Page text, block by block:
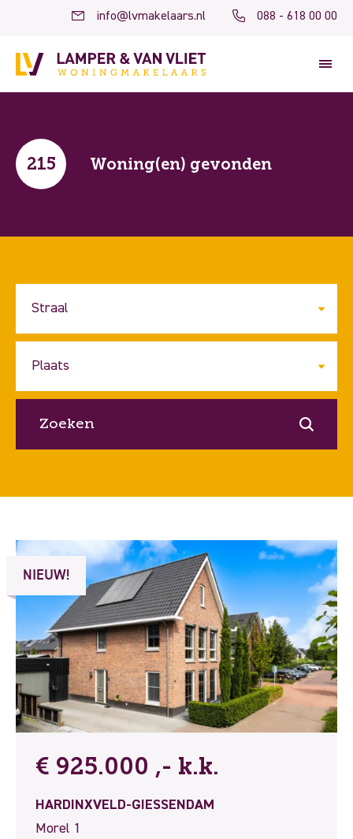
info@lvmakelaars.nl 088 - 618 00 00
215 Woning(en) gevonden
Zoeken
NIEUW!
€ 925.000 ,- k.k.
HARDINXVELD-GIESSENDAM
Morel 1